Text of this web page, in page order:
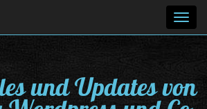
und Updates von